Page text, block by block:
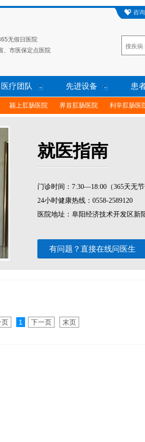
无假日医院
、市医保定点医院
咨
医疗团队 先进设备 患
颍上肛肠医院 界首肛肠医院 利辛肛肠医
就医指南
门诊时间：7:30—18:00（365天无节
24小时健康热线：0558-2589120
医院地址：阜阳经济技术开发区新
有问题？直接在线问医生
页 1 下一页 末页